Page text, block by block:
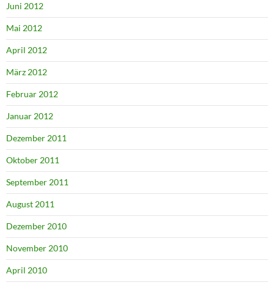
Juni 2012
Mai 2012
April 2012
März 2012
Februar 2012
Januar 2012
Dezember 2011
Oktober 2011
September 2011
August 2011
Dezember 2010
November 2010
April 2010